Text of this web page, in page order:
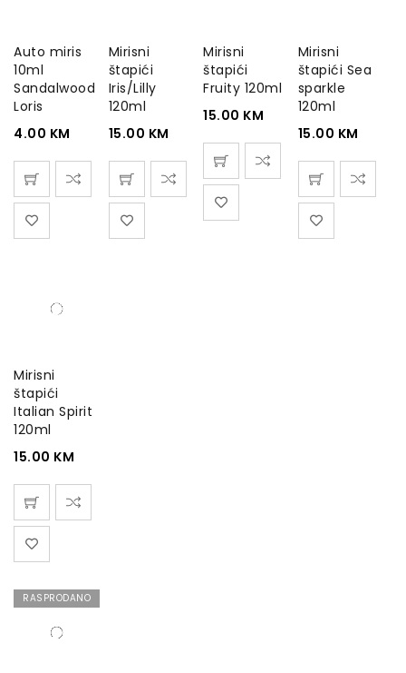
Auto miris
10ml
Sandalwood
Loris
4.00 KM
Mirisni
štapići
Iris/Lilly
120ml
15.00 KM
Mirisni
štapići
Fruity 120ml
15.00 KM
Mirisni
štapići Sea
sparkle
120ml
15.00 KM
Mirisni
štapići
Italian Spirit
120ml
15.00 KM
RASPRODANO